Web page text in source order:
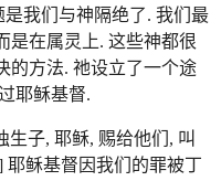
我们与神隔绝了. 我们最
是在属灵上. 这些神都很
的方法. 祂设立了一个途
耶稣基督.
生子, 耶稣, 赐给他们, 叫
稣基督因我们的罪被丁